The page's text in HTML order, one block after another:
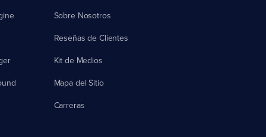
Sobre Nosotros
Reseñas de Clientes
Kit de Medios
Mapa del Sitio
Carreras